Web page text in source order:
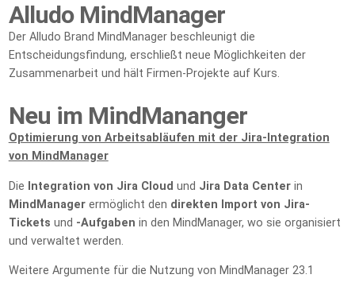
Alludo MindManager
Der Alludo Brand MindManager beschleunigt die
Entscheidungsfindung, erschließt neue Möglichkeiten der
Zusammenarbeit und hält Firmen-Projekte auf Kurs.​
Neu im MindMananger
Optimierung von Arbeitsabläufen mit der Jira-Integration
von MindManager
Die Integration von Jira Cloud und Jira Data Centerin
MindManagerermöglicht den direkten Import von Jira-
Tickets und -Aufgaben in den MindManager, wo sie organisiert
und verwaltet werden.
Weitere Argumente für die Nutzung von MindManager 23.1